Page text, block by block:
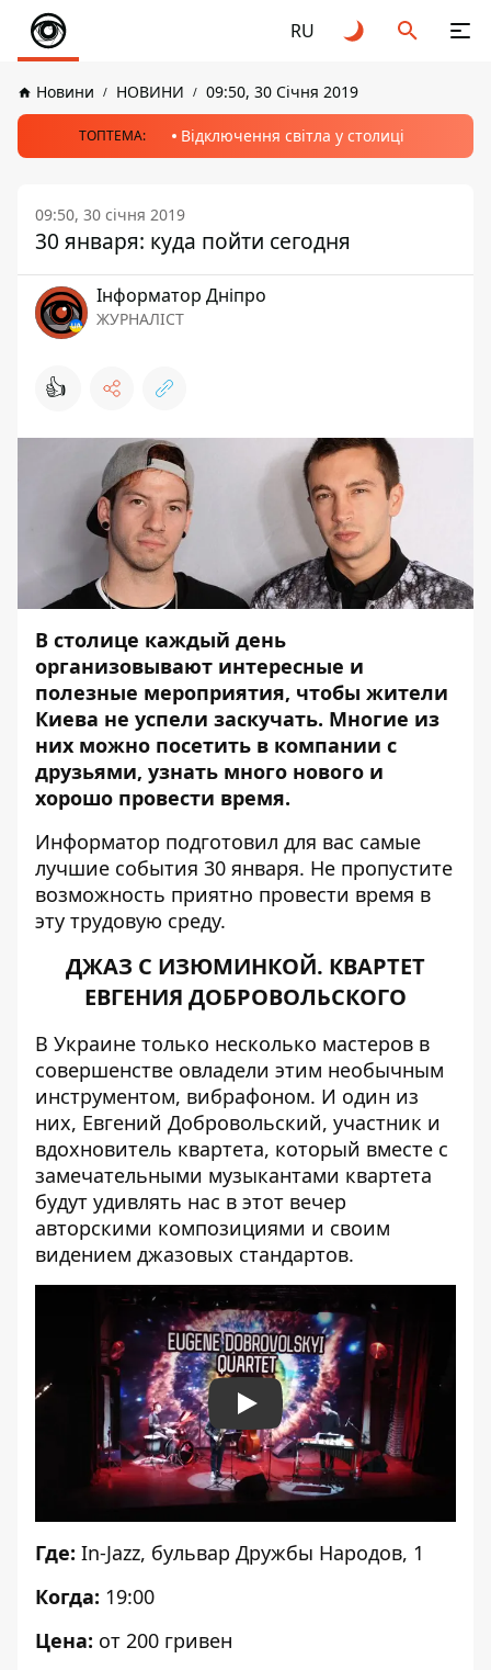
RU
Новини НОВИНИ 09:50, 30 Січня 2019
ТОПТЕМА: Відключення світла у столиці
09:50, 30 січня 2019
30 января: куда пойти сегодня
Інформатор Дніпро
ЖУРНАЛІСТ
👍
В столице каждый день
организовывают интересные и
полезные мероприятия, чтобы жители
Киева не успели заскучать. Многие из
них можно посетить в компании с
друзьями, узнать много нового и
хорошо провести время.
Информатор подготовил для вас самые
лучшие события 30 января. Не пропустите
возможность приятно провести время в
эту трудовую среду.
ДЖАЗ С ИЗЮМИНКОЙ. КВАРТЕТ
ЕВГЕНИЯ ДОБРОВОЛЬСКОГО
В Украине только несколько мастеров в
совершенстве овладели этим необычным
инструментом, вибрафоном. И один из
них, Евгений Добровольский, участник и
вдохновитель квартета, который вместе с
замечательными музыкантами квартета
будут удивлять нас в этот вечер
авторскими композициями и своим
видением джазовых стандартов.
Play
Где: In-Jazz, бульвар Дружбы Народов, 1
Когда: 19:00
Цена: от 200 гривен